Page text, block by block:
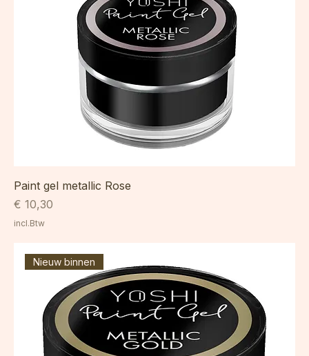
Paint gel metallic Rose
Prijs
€ 10,30
Nieuw binnen